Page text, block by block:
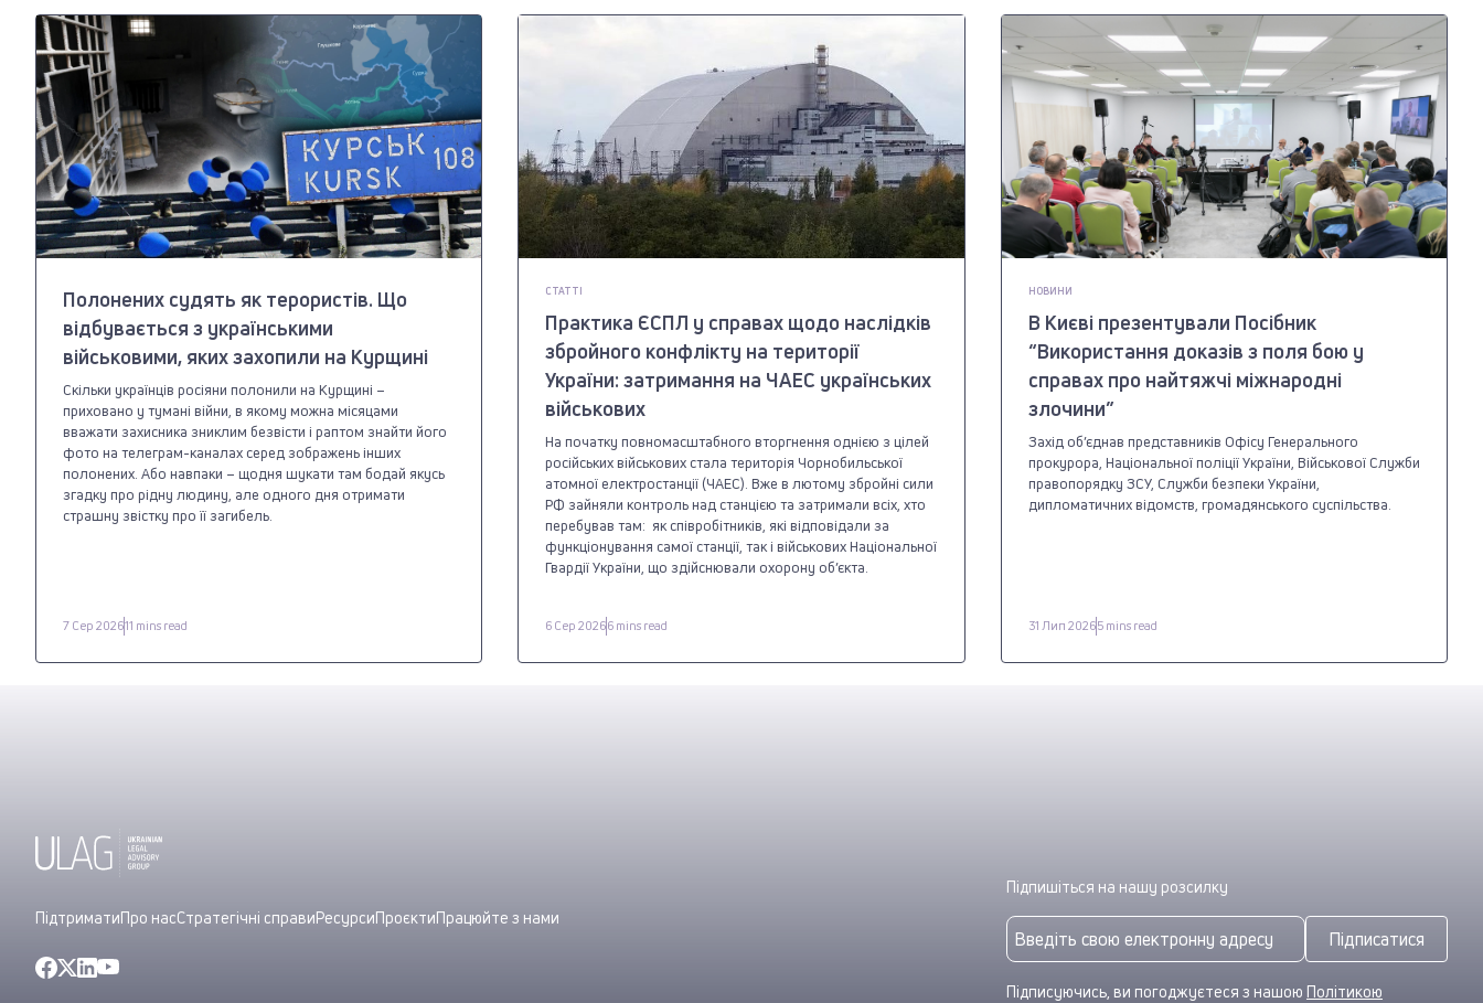
Полонених судять як терористів. Що
відбувається з українськими
військовими, яких захопили на Курщині
Скільки українців росіяни полонили на Курщині –
приховано у тумані війни, в якому можна місяцами
вважати захисника зниклим безвісти і раптом знайти його
фото на телеграм-каналах серед зображень інших
полонених. Або навпаки – щодня шукати там бодай якусь
згадку про рідну людину, але одного дня отримати
страшну звістку про її загибель.
7 Сер 202611 mins read
СТАТТІ
Практика ЄСПЛ у справах щодо наслідків
збройного конфлікту на території
України: затримання на ЧАЕС українських
військових
На початку повномасштабного вторгнення однією з цілей
російських військових стала територія Чорнобильської
атомної електростанції (ЧАЕС). Вже в лютому збройні сили
РФ зайняли контроль над станцією та затримали всіх, хто
перебував там: як співробітників, які відповідали за
функціонування самої станції, так і військових Національної
Гвардії України, що здійснювали охорону об’єкта.
6 Сер 20266 mins read
НОВИНИ
В Києві презентували Посібник
“Використання доказів з поля бою у
справах про найтяжчі міжнародні
злочини”
Захід об’єднав представників Офісу Генерального
прокурора, Національної поліції України, Військової Служби
правопорядку ЗСУ, Служби безпеки України,
дипломатичних відомств, громадянського суспільства.
31 Лип 20265 mins read
ПідтриматиПро насСтратегічні справиРесурсиПроєктиПрацюйте з нами
Підпишіться на нашу розсилку
Підписатися
Підписуючись, ви погоджуєтеся з нашою Політикою